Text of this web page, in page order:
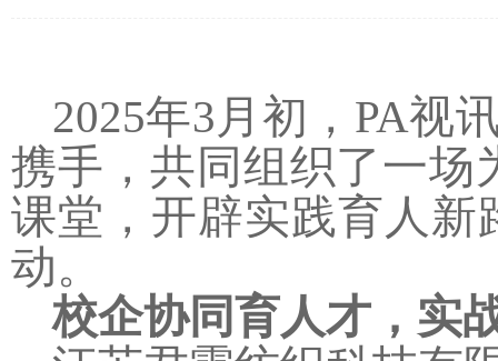
2025年3 月初，PA视
携手，共同组织了一场
课堂，开辟实践育人新
动。
校企协同育人才，实